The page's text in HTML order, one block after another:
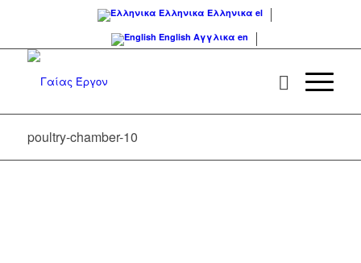
Ελληνικα Ελληνικα el
English Αγγλικα en
poultry-chamber-10